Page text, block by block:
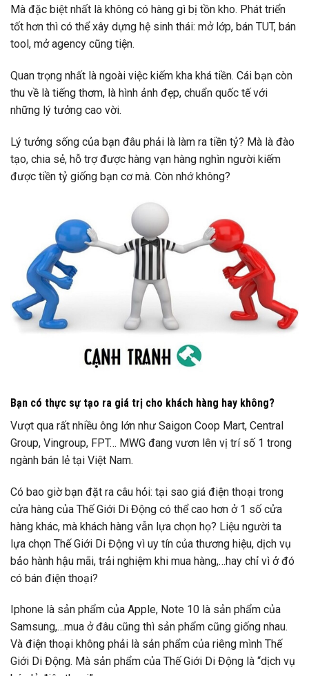
Mà đặc biệt nhất là không có hàng gì bị tồn kho. Phát triển
tốt hơn thì có thể xây dựng hệ sinh thái: mở lớp, bán TUT, bán
tool, mở agency cũng tiện.
Quan trọng nhất là ngoài việc kiếm kha khá tiền. Cái bạn còn
thu về là tiếng thơm, là hình ảnh đẹp, chuẩn quốc tế với
những lý tưởng cao vời.
Lý tưởng sống của bạn đâu phải là làm ra tiền tỷ? Mà là đào
tạo, chia sẻ, hỗ trợ được hàng vạn hàng nghìn người kiếm
được tiền tỷ giống bạn cơ mà. Còn nhớ không?
Bạn có thực sự tạo ra giá trị cho khách hàng hay không?
Vượt qua rất nhiều ông lớn như Saigon Coop Mart, Central
Group, Vingroup, FPT… MWG đang vươn lên vị trí số 1 trong
ngành bán lẻ tại Việt Nam.
Có bao giờ bạn đặt ra câu hỏi: tại sao giá điện thoại trong
cửa hàng của Thế Giới Di Động có thể cao hơn ở 1 số cửa
hàng khác, mà khách hàng vẫn lựa chọn họ? Liệu người ta
lựa chọn Thế Giới Di Động vì uy tín của thương hiệu, dịch vụ
bảo hành hậu mãi, trải nghiệm khi mua hàng,…hay chỉ vì ở đó
có bán điện thoại?
Iphone là sản phẩm của Apple, Note 10 là sản phẩm của
Samsung,…mua ở đâu cũng thì sản phẩm cũng giống nhau.
Và điện thoại không phải là sản phẩm của riêng mình Thế
Giới Di Động. Mà sản phẩm của Thế Giới Di Động là “dịch vụ